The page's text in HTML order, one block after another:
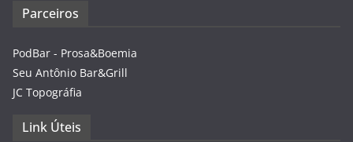
Parceiros
PodBar - Prosa&Boemia
Seu Antônio Bar&Grill
JC Topográfia
Link Úteis